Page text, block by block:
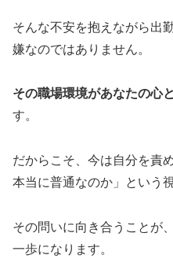
そんな不安を抱えながら出
嫌なのではありません。
その職場環境があなたの心
す。
だからこそ、今は自分を責
本当に普通なのか」という
その問いに向き合うことが
一歩になります。